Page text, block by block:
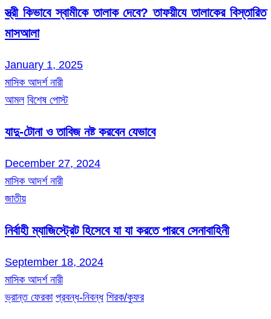
স্ত্রী কিভাবে স্বামীকে তালাক দেবে? তাফয়ীযে তালাকের বিস্তারিত
মাসআলা
January 1, 2025
মাসিক আদর্শ নারী
আমল বিশেষ পোস্ট
যাদু-টোনা ও তাবিজ নষ্ট করবেন যেভাবে
December 27, 2024
মাসিক আদর্শ নারী
জাতীয়
নির্বাহী ম্যাজিস্ট্রেট হিসেবে যা যা করতে পারবে সেনাবাহিনী
September 18, 2024
মাসিক আদর্শ নারী
ভ্রান্ত ফেরকা প্রবন্ধ-নিবন্ধ শিরক/কুফর